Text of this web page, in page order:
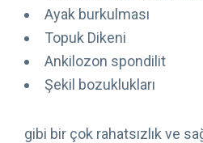
Ayak burkulması
Topuk Dikeni
Ankilozon spondilit
Şekil bozuklukları
gibi bir çok rahatsızlık ve